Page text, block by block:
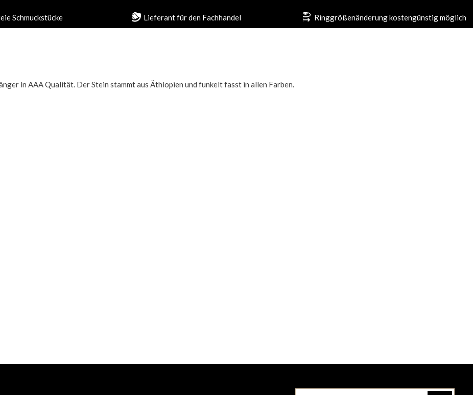
Schmuckstücke Lieferant für den Fachhandel Ringgrößenänderung kostengünstig möglich
in AAA Qualität. Der Stein stammt aus Äthiopien und funkelt fasst in allen Farben.